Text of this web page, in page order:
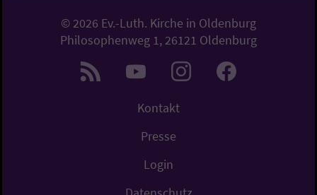
© 2026 Ev.-Luth. Kirche in Oldenburg
Philosophenweg 1, 26121 Oldenburg
Kontakt
Presse
Login